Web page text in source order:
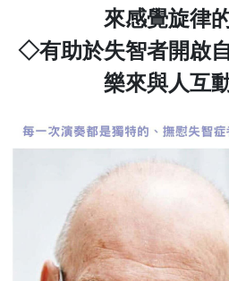
來感覺旋律
◇有助於失智者開啟
樂來與人互